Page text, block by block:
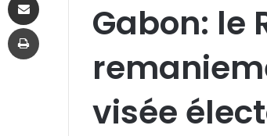
Gabon: le
visée